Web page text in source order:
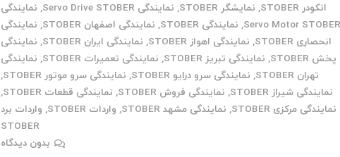
انکودر STOBER
, نمایشگر STOBER , نمایندگی Servo Drive STOBER , نمایندگی
Servo Motor STOBER
, نمایندگی STOBER , نمایندگی اصفهان STOBER , نمایندگی
انحصاری STOBER
, نمایندگی اهواز STOBER , نمایندگی ایران STOBER , نمایندگی
پخش STOBER
, نمایندگی تبریز STOBER , نمایندگی تعمیرات STOBER , نمایندگی
تهران STOBER
, نمایندگی سرو درایو STOBER , نمایندگی سرو موتور STOBER
,
نمایندگی شیراز STOBER
, نمایندگی فروش STOBER , نمایندگی قطعات STOBER
,
نمایندگی مرکزی STOBER
, نمایندگی مشهد STOBER , واردات STOBER , واردات برد
STOBER
بدون دیدگاه